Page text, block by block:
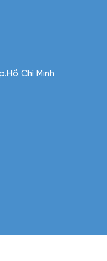
Chí Minh
KHDTHCM cấp ngày